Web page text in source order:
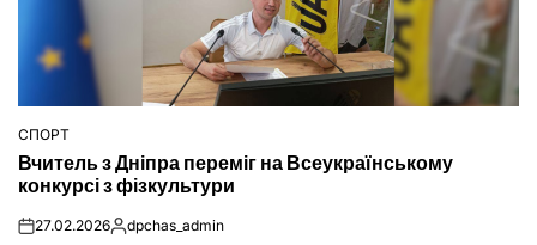
ОПУБЛІКУВАТИ
У
СПОРТ
Вчитель з Дніпра переміг на Всеукраїнському
конкурсі з фізкультури
on27.02.2026Опубліковано
dpchas_admin